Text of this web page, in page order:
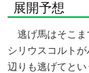
展開予想
逃げ馬はそこま
シリウスコルト
辺りも逃げてと